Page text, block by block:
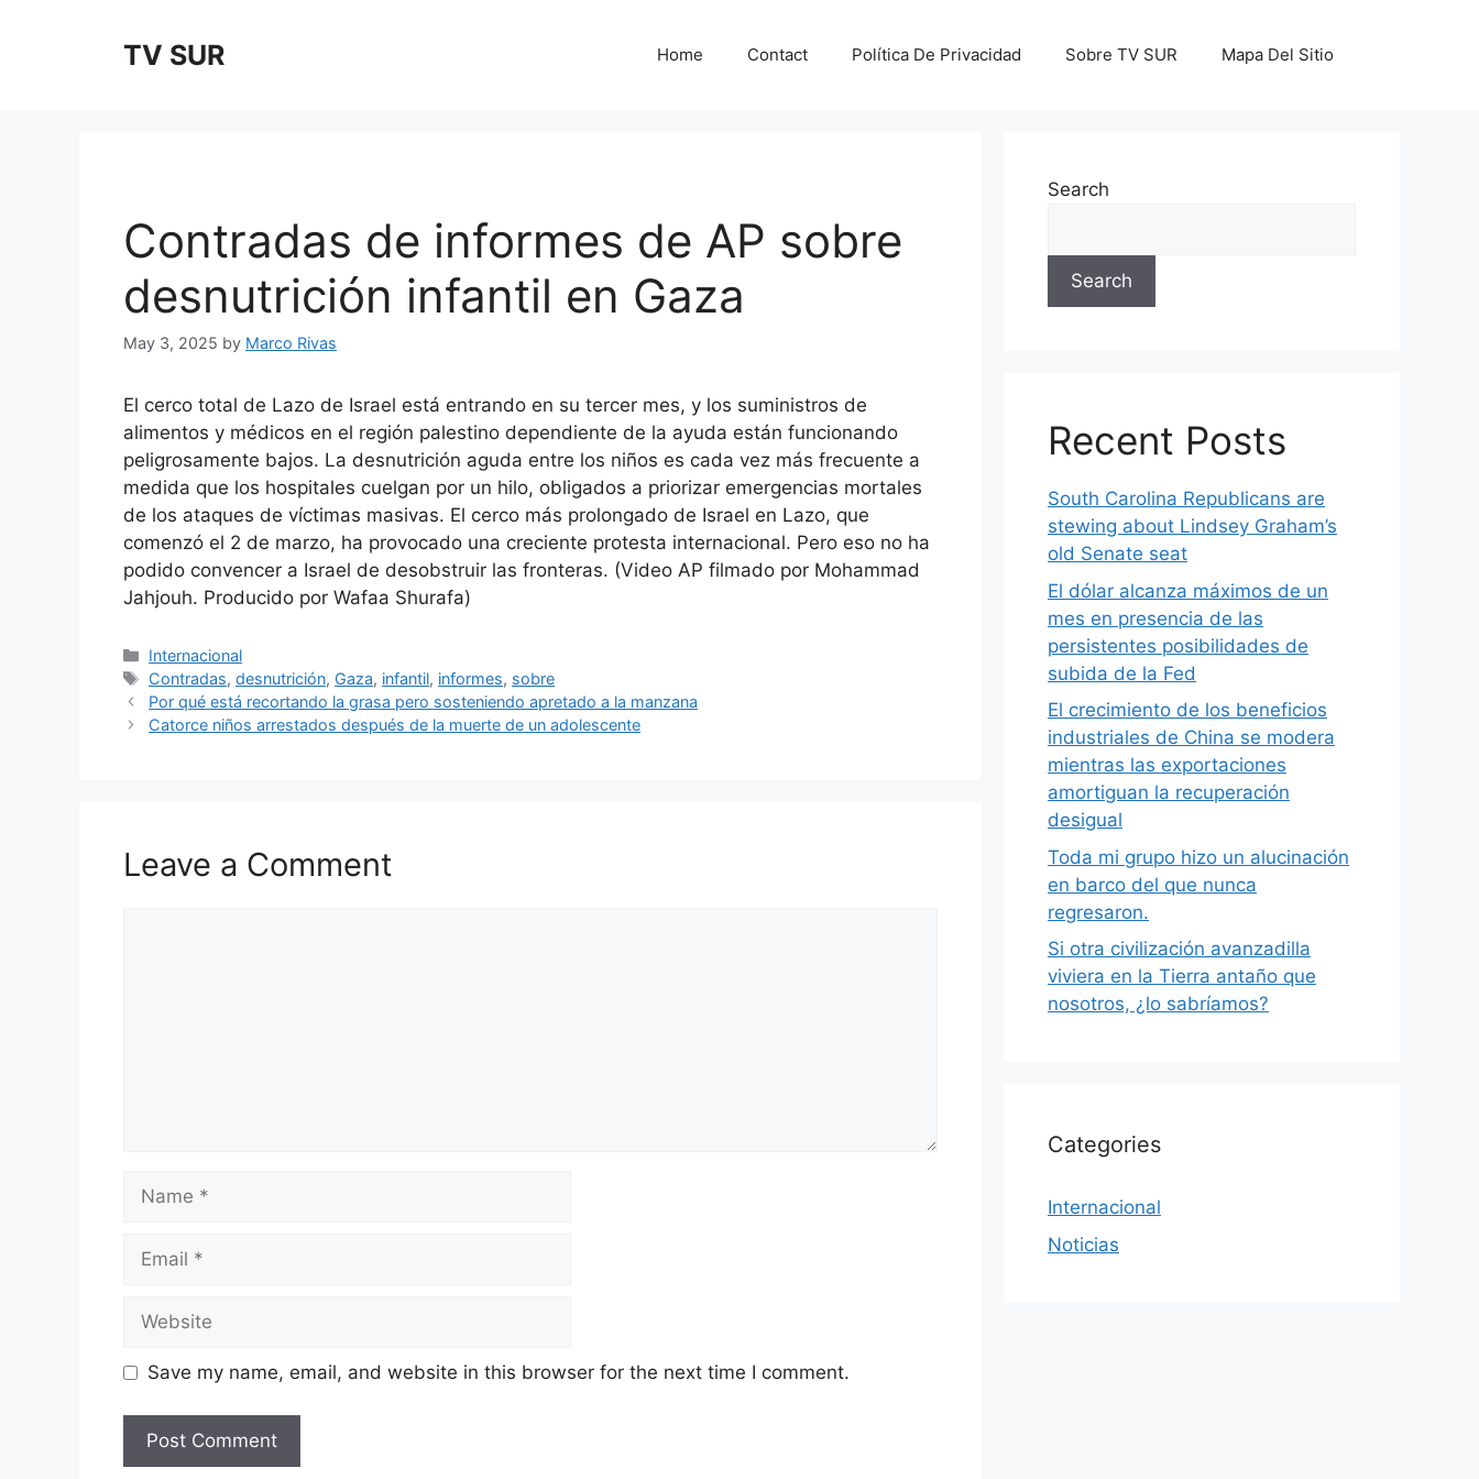
TV SUR Home Contact Política De Privacidad Sobre TV SUR Mapa Del Sitio
Contradas de informes de AP sobre
desnutrición infantil en Gaza
May 3, 2025 by Marco Rivas
El cerco total de Lazo de Israel está entrando en su tercer mes, y los suministros de
alimentos y médicos en el región palestino dependiente de la ayuda están funcionando
peligrosamente bajos. La desnutrición aguda entre los niños es cada vez más frecuente a
medida que los hospitales cuelgan por un hilo, obligados a priorizar emergencias mortales
de los ataques de víctimas masivas. El cerco más prolongado de Israel en Lazo, que
comenzó el 2 de marzo, ha provocado una creciente protesta internacional. Pero eso no ha
podido convencer a Israel de desobstruir las fronteras. (Video AP filmado por Mohammad
Jahjouh. Producido por Wafaa Shurafa)
Categories
Internacional
Tags
Contradas,desnutrición, Gaza, infantil, informes, sobre
Por qué está recortando la grasa pero sosteniendo apretado a la manzana
Catorce niños arrestados después de la muerte de un adolescente
Leave a Comment
Name
Email
Website
Save my name, email, and website in this browser for the next time I comment.
Search
Search
Recent Posts
South Carolina Republicans are
stewing about Lindsey Graham’s
old Senate seat
El dólar alcanza máximos de un
mes en presencia de las
persistentes posibilidades de
subida de la Fed
El crecimiento de los beneficios
industriales de China se modera
mientras las exportaciones
amortiguan la recuperación
desigual
Toda mi grupo hizo un alucinación
en barco del que nunca
regresaron.
Si otra civilización avanzadilla
viviera en la Tierra antaño que
nosotros, ¿lo sabríamos?
Categories
Internacional
Noticias